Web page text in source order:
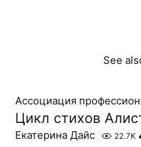
See
Ассоциация
Цикл стихов
Екатерина Дайс 22.7K